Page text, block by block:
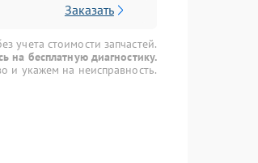
Заказать
учета стоимости запчастей.
на бесплатную диагностику.
и укажем на неисправность.